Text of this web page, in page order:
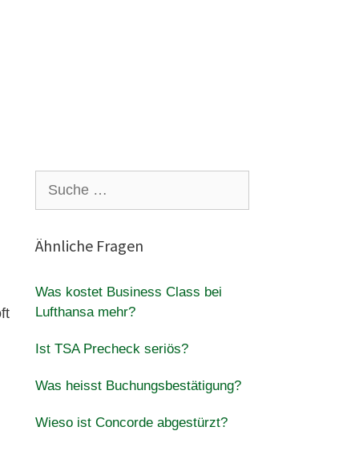
nach:
Ähnliche Fragen
Was kostet Business Class bei
Lufthansa mehr?
Ist TSA Precheck seriös?
Was heisst Buchungsbestätigung?
Wieso ist Concorde abgestürzt?